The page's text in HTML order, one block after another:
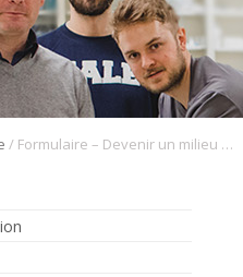
/ Formulaire – Devenir un milieu formateur